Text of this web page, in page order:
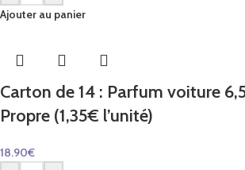
Ajouter au panier
Carton de 14 : Parfum voiture
Propre (1,35€ l’unité)
18.90€